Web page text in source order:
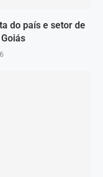
do país e setor de